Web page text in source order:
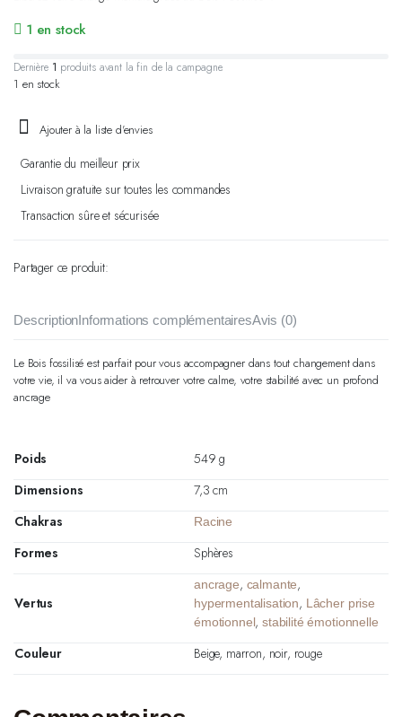
1 en stock
Dernière 1 produits avant la fin de la campagne.
1 en stock
Ajouter à la liste d'envies
Garantie du meilleur prix
Livraison gratuite sur toutes les commandes
Transaction sûre et sécurisée
Partager ce produit:
DescriptionInformations complémentairesAvis (0)
Le Bois fossilisé est parfait pour vous accompagner dans tout changement dans
votre vie, il va vous aider à retrouver votre calme, votre stabilité avec un profond
ancrage
Poids
549 g
Dimensions
7,3 cm
Chakras
Racine
Formes Sphères
Vertus
ancrage, calmante,
hypermentalisation, Lâcher prise
émotionnel,stabilité émotionnelle
Couleur Beige, marron, noir, rouge